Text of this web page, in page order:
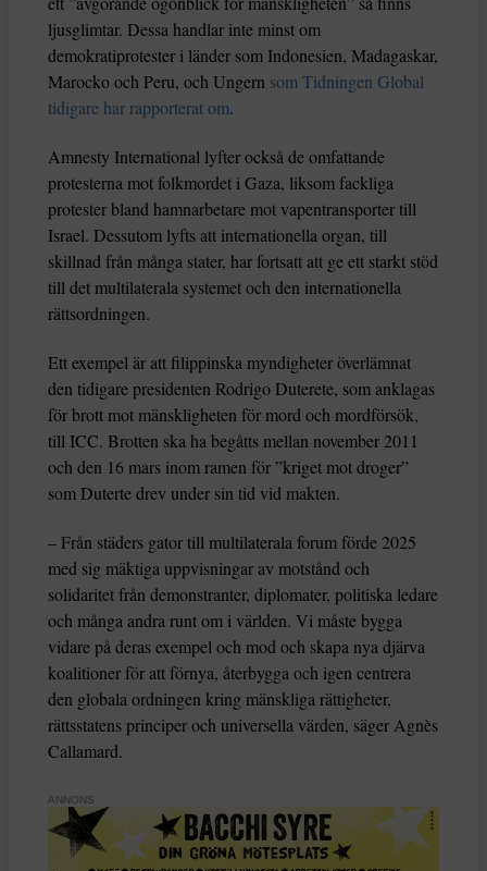
ljusglimtar. Dessa handlar inte minst om
demokratiprotester i länder som Indonesien, Madagaskar,
Marocko och Peru, och Ungern som Tidningen Global
tidigare har rapporterat om.
Amnesty International lyfter också de omfattande
protesterna mot folkmordet i Gaza, liksom fackliga
protester bland hamnarbetare mot vapentransporter till
Israel. Dessutom lyfts att internationella organ, till
skillnad från många stater, har fortsatt att ge ett starkt stöd
till det multilaterala systemet och den internationella
rättsordningen.
Ett exempel är att filippinska myndigheter överlämnat
den tidigare presidenten Rodrigo Duterete, som anklagas
för brott mot mänskligheten för mord och mordförsök,
till ICC. Brotten ska ha begåtts mellan november 2011
och den 16 mars inom ramen för ”kriget mot droger”
som Duterte drev under sin tid vid makten.
– Från städers gator till multilaterala forum förde 2025
med sig mäktiga uppvisningar av motstånd och
solidaritet från demonstranter, diplomater, politiska ledare
och många andra runt om i världen. Vi måste bygga
vidare på deras exempel och mod och skapa nya djärva
koalitioner för att förnya, återbygga och igen centrera
den globala ordningen kring mänskliga rättigheter,
rättsstatens principer och universella värden, säger Agnès
Callamard.
ANNONS